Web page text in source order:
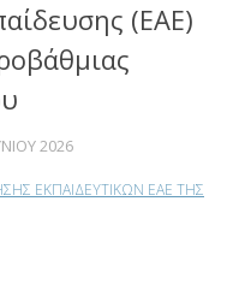
(ΕΑΕ)
2026
ΕΚΠΑΙΔΕΥΤΙΚΩΝ ΕΑΕ ΤΗΣ